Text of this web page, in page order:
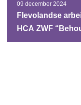
09 december 2024
Flevolandse
HCA ZWF